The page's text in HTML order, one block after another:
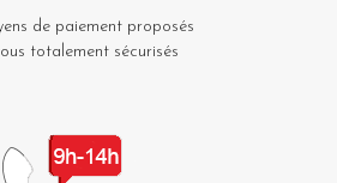
de paiement proposés
totalement sécurisés